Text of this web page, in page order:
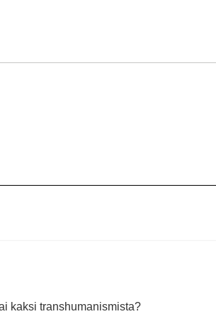
kaksi transhumanismista?